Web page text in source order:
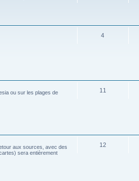
4
ou sur les plages de
11
aux sources, avec des
sera entièrement
12